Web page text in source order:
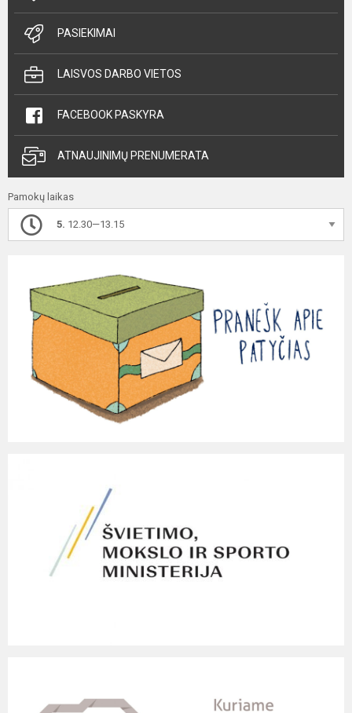
PASIEKIMAI
LAISVOS DARBO VIETOS
FACEBOOK PASKYRA
ATNAUJINIMŲ PRENUMERATA
Pamokų laikas
5. 12.30—13.15